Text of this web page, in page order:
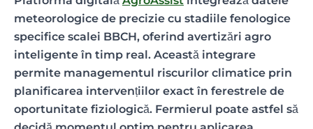
meteorologice de precizie cu stadiile fenologice
specifice scalei BBCH, oferind avertizări agro
inteligente în timp real. Această integrare
permite managementul riscurilor climatice prin
planificarea intervențiilor exact în ferestrele de
oportunitate fiziologică. Fermierul poate astfel să